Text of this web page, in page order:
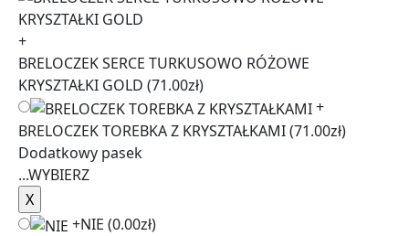
+
BRELOCZEK SERCE TURKUSOWO RÓŻOWE
KRYSZTAŁKI GOLD (71.00zł)
+
BRELOCZEK TOREBKA Z KRYSZTAŁKAMI(71.00zł)
Dodatkowy pasek
...WYBIERZ
+NIE (0.00zł)